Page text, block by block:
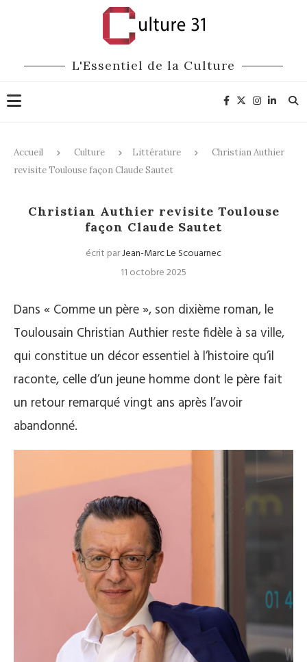
L'Essentiel de la Culture
Accueil Culture Littérature
Christian Authier
revisite Toulouse façon Claude Sautet
Christian Authier revisite Toulouse
façon Claude Sautet
écrit parJean-Marc Le Scouarnec
11 octobre 2025
Dans « Comme un père », son dixième roman, le
Toulousain Christian Authier reste fidèle à sa ville,
qui constitue un décor essentiel à l’histoire qu’il
raconte, celle d’un jeune homme dont le père fait
un retour remarqué vingt ans après l’avoir
abandonné.